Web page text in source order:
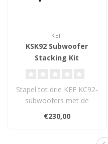
KEF
KSK92 Subwoofer
Stacking Kit
Stapel tot drie KEF KC92-
subwoofers met de
KSK92 Stacking Kit –
meer output en..
€230,00